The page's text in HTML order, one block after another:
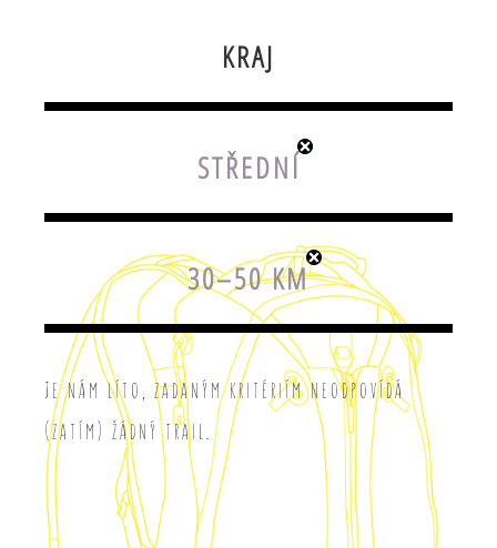
KRAJ
STŘEDNÍ
30–50 KM
Je nám líto, zadaným kritériím neodpovídá
(zatím) žádný trail.